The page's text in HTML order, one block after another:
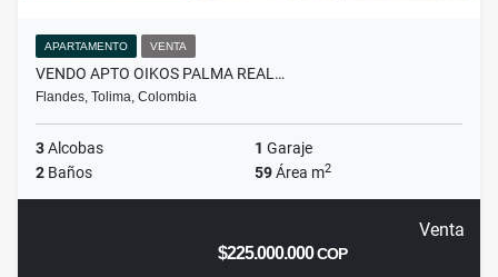
APARTAMENTO VENTA
VENDO APTO OIKOS PALMA REAL…
Flandes, Tolima, Colombia
3Alcobas 1 Garaje
2 Baños 59Área m2
Venta
$225.000.000COP